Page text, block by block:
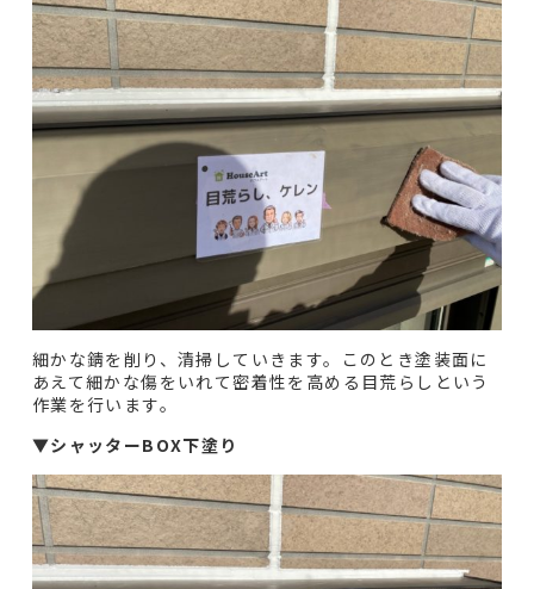
細かな錆を削り、清掃していきます。このとき塗装面に
あえて細かな傷をいれて密着性を高める目荒らしという
作業を行います。
▼シャッターBOX下塗り